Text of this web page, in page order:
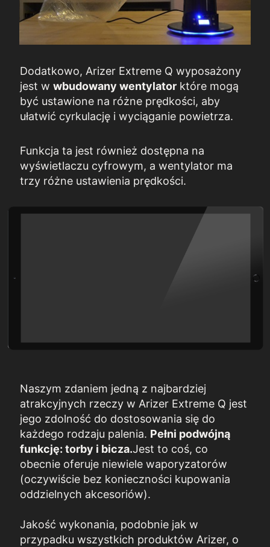
Dodatkowo, Arizer Extreme Q wyposażony
jest w wbudowany wentylator które mogą
być ustawione na różne prędkości, aby
ułatwić cyrkulację i wyciąganie powietrza.
Funkcja ta jest również dostępna na
wyświetlaczu cyfrowym, a wentylator ma
trzy różne ustawienia prędkości.
Naszym zdaniem jedną z najbardziej
atrakcyjnych rzeczy w Arizer Extreme Q jest
jego zdolność do dostosowania się do
każdego rodzaju palenia. Pełni podwójną
funkcję: torby i bicza.Jest to coś, co
obecnie oferuje niewiele waporyzatorów
(oczywiście bez konieczności kupowania
oddzielnych akcesoriów).
Jakość wykonania, podobnie jak w
przypadku wszystkich produktów Arizer, o